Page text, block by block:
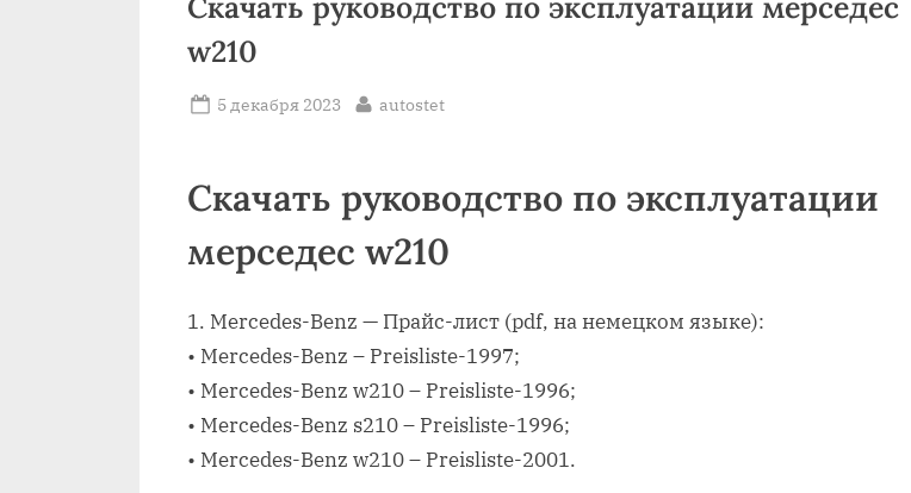
w210
Posted
5 декабря 2023 By
autostet
Скачать руководство по эксплуатации
мерседес w210
1. Mercedes-Benz — Прайс-лист (pdf, на немецком языке):
• Mercedes-Benz – Preisliste-1997;
• Mercedes-Benz w210 – Preisliste-1996;
• Mercedes-Benz s210 – Preisliste-1996;
• Mercedes-Benz w210 – Preisliste-2001.